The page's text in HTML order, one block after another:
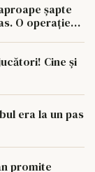
șapte
O operație
Cine și
era la un pas
promite